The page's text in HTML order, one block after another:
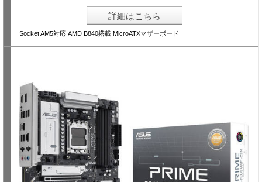
詳細はこちら
Socket AM5対応 AMD B840搭載 MicroATXマザーボード